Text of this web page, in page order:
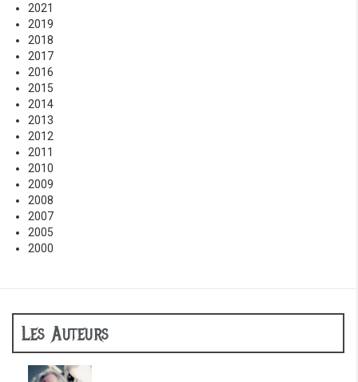
2021
2019
2018
2017
2016
2015
2014
2013
2012
2011
2010
2009
2008
2007
2005
2000
Les Auteurs